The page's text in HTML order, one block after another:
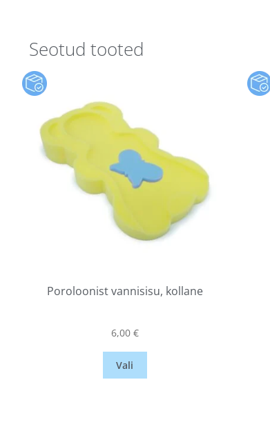
Seotud tooted
Poroloonist vannisisu, kollane
6,00 €
Vali